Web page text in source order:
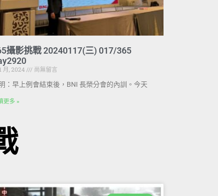
攝影挑戰 20240117(三) 017/365
月, 2024
尚無留言
：早上例會結束後，BNI 長榮分會的內訓。今天
更多 »